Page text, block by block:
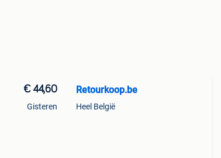
€ 44,60
Gisteren
Retourkoop.be
Heel België